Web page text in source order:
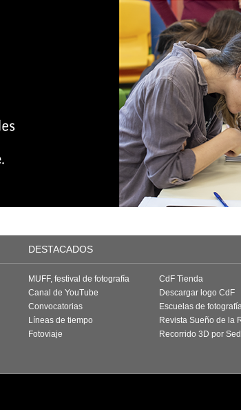
DESTACADOS
MUFF, festival de fotografía
Canal de YouTube
Convocatorias
Líneas de tiempo
Fotoviaje
CdF Tienda
Descargar logo CdF
Escuelas de
Revista Sueño de la
Recorrido 3D por